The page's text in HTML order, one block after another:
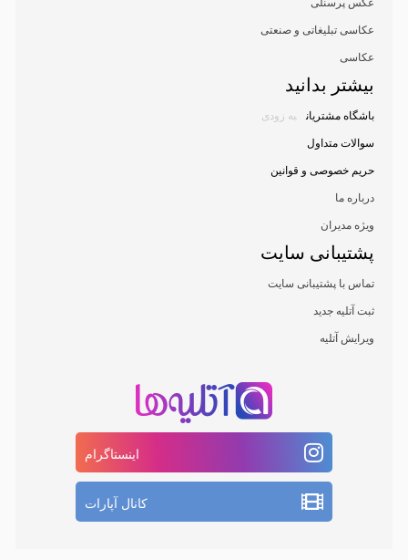
عکاسی تبلیغاتی و صنعتی
عکاسی
بیشتر بدانید
باشگاه مشتریان به زودی
سوالات متداول
حریم خصوصی و قوانین
درباره ما
ویژه مدیران
پشتیبانی سایت
تماس با پشتیبانی سایت
ثبت آتلیه جدید
ویرایش آتلیه
اینستاگرام
کانال آپارات